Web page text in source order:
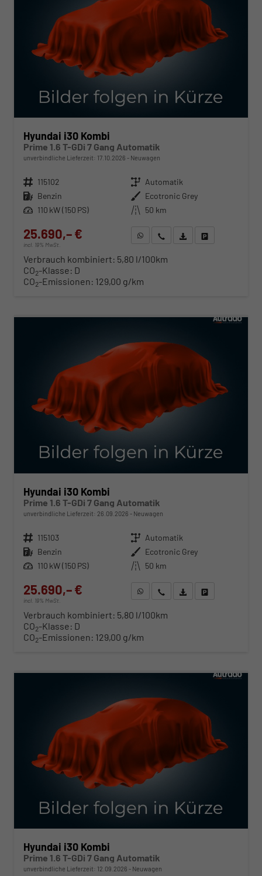
Hyundai i30 Kombi
Prime 1.6 T-GDi 7 Gang Automatik
unverbindliche Lieferzeit: 17.10.2026 Neuwagen
Fahrzeugnr. 115102 Getriebe Automatik
Kraftstoff Benzin Außenfarbe Ecotronic Grey
Leistung 110 kW (150 PS) Kilometerstand 50 km
25.690,– €
incl. 19% MwSt.
WhatsApp anfragen
Wir rufen Sie anFahrzeugexposé (PDF)
Verbrauch kombiniert: 5,80 l/100km
CO2-Klasse: D
CO2-Emissionen: 129,00 g/km
Hyundai i30 Kombi
Prime 1.6 T-GDi 7 Gang Automatik
unverbindliche Lieferzeit: 26.09.2026 Neuwagen
Fahrzeugnr. 115103 Getriebe Automatik
Kraftstoff Benzin Außenfarbe Ecotronic Grey
Leistung 110 kW (150 PS) Kilometerstand 50 km
25.690,– €
incl. 19% MwSt.
WhatsApp anfragen
Wir rufen Sie anFahrzeugexposé (PDF)
Verbrauch kombiniert: 5,80 l/100km
CO2-Klasse: D
CO2-Emissionen: 129,00 g/km
Hyundai i30 Kombi
Prime 1.6 T-GDi 7 Gang Automatik
unverbindliche Lieferzeit: 12.09.2026 Neuwagen